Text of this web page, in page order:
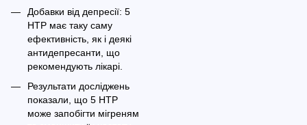
Добавки від депресії: 5
HTP має таку саму
ефективність, як і деякі
антидепресанти, що
рекомендують лікарі.
Результати досліджень
показали, що 5 HTP
може запобігти мігреням